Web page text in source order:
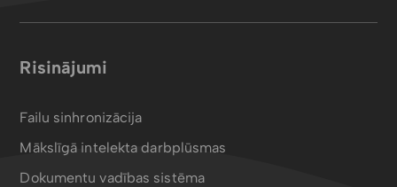
Risinājumi
Failu sinhronizācija
Mākslīgā intelekta darbplūsmas
Dokumentu vadības sistēma